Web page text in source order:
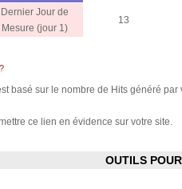
Dernier Jour de
Mesure (jour 1)
13
?
basé sur le nombre de Hits généré
ce lien en évidence sur votre site.
OUTILS